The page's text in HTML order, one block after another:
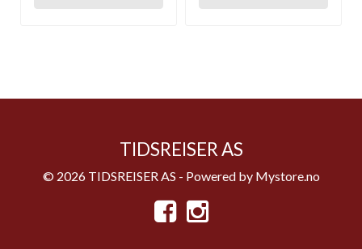
TIDSREISER AS
© 2026 TIDSREISER AS - Powered by Mystore.no